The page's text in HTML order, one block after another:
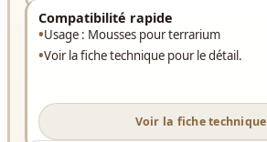
Compatibilité rapide
Usage : Mousses pour terrarium
Voir la fiche technique pour le détail.
Voir la fiche technique